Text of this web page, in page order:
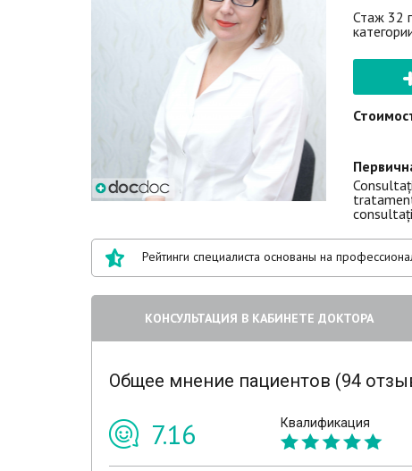
Стаж 32
Рейтинги специалиста основаны на
КОНСУЛЬТАЦИЯ В КАБИНЕТЕ ДОКТОРА
Общее мнение пациентов (94
7.16 Квалификация